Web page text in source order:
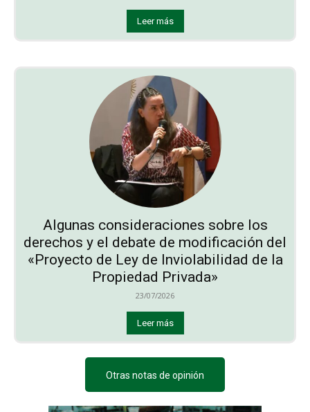
Leer más
Algunas consideraciones sobre los
derechos y el debate de modificación del
«Proyecto de Ley de Inviolabilidad de la
Propiedad Privada»
23/07/2026
Leer más
Otras notas de opinión